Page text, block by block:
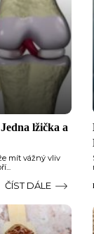
lžička a
mít vážný vliv
ČÍST DÁLE